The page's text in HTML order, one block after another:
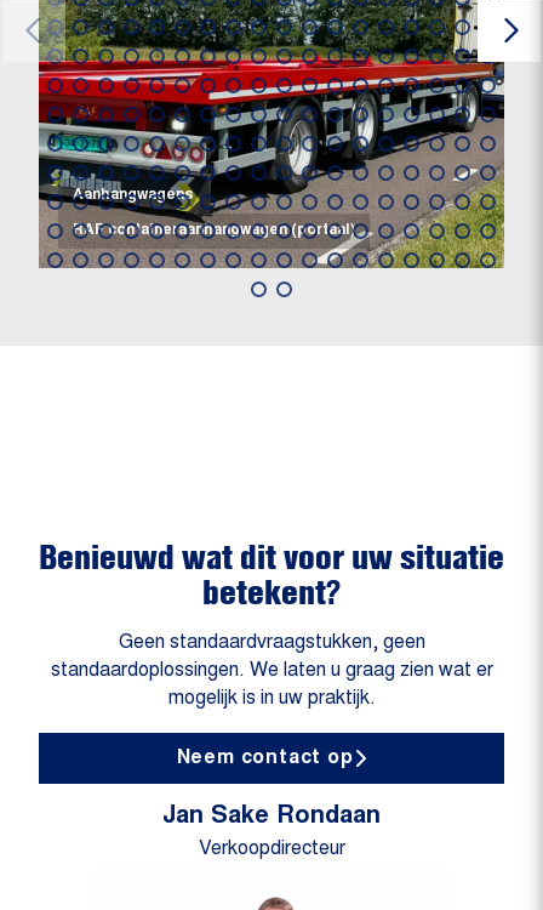
Aanhangwagens
RAF containeraanhangwagen (portaal)
Benieuwd wat dit voor uw situatie
betekent?
Geen standaardvraagstukken, geen
standaardoplossingen. We laten u graag zien wat er
mogelijk is in uw praktijk.
Neem contact op
Jan Sake Rondaan
Verkoopdirecteur